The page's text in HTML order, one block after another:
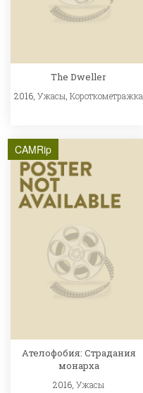
The Dweller
2016, Ужасы Короткометражка
CAMRip
Ателофобия: Страдания
монарха
2016,Ужасы